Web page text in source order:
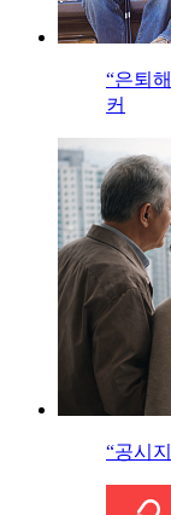
“은퇴
커
“공시